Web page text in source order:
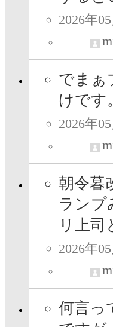
2026年
でまぁ
けです
2026年
朝令暮
ランプ
リ上司
2026年
何言っ